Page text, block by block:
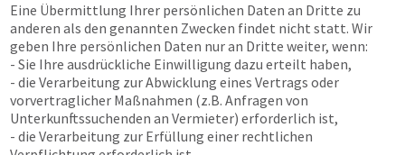
Eine Übermittlung Ihrer persönlichen Daten an Dritte zu
anderen als den genannten Zwecken findet nicht statt. Wir
geben Ihre persönlichen Daten nur an Dritte weiter, wenn:
- Sie Ihre ausdrückliche Einwilligung dazu erteilt haben,
- die Verarbeitung zur Abwicklung eines Vertrags oder
vorvertraglicher Maßnahmen (z.B. Anfragen von
Unterkunftssuchenden an Vermieter) erforderlich ist,
- die Verarbeitung zur Erfüllung einer rechtlichen